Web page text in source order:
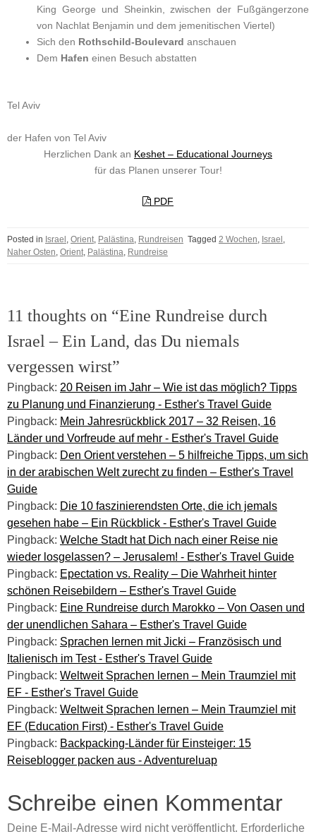
King George und Sheinkin, zwischen der Fußgängerzone
von Nachlat Benjamin und dem jemenitischen Viertel)
Sich den Rothschild-Boulevard anschauen
Dem Hafen einen Besuch abstatten
Tel Aviv
der Hafen von Tel Aviv
Herzlichen Dank an Keshet – Educational Journeys
für das Planen unserer Tour!
PDF
Posted in Israel , Orient, Palästina, Rundreisen Tagged 2 Wochen, Israel ,
Naher Osten, Orient, Palästina, Rundreise
11 thoughts on “Eine Rundreise durch
Israel – Ein Land, das Du niemals
vergessen wirst”
Pingback: 20 Reisen im Jahr – Wie ist das möglich? Tipps
zu Planung und Finanzierung - Esther's Travel Guide
Pingback: Mein Jahresrückblick 2017 – 32 Reisen, 16
Länder und Vorfreude auf mehr - Esther's Travel Guide
Pingback: Den Orient verstehen – 5 hilfreiche Tipps, um sich
in der arabischen Welt zurecht zu finden – Esther's Travel
Guide
Pingback: Die 10 faszinierendsten Orte, die ich jemals
gesehen habe – Ein Rückblick - Esther's Travel Guide
Pingback: Welche Stadt hat Dich nach einer Reise nie
wieder losgelassen? – Jerusalem! - Esther's Travel Guide
Pingback: Epectation vs. Reality – Die Wahrheit hinter
schönen Reisebildern – Esther's Travel Guide
Pingback: Eine Rundreise durch Marokko – Von Oasen und
der unendlichen Sahara – Esther's Travel Guide
Pingback: Sprachen lernen mit Jicki – Französisch und
Italienisch im Test - Esther's Travel Guide
Pingback: Weltweit Sprachen lernen – Mein Traumziel mit
EF - Esther's Travel Guide
Pingback: Weltweit Sprachen lernen – Mein Traumziel mit
EF (Education First) - Esther's Travel Guide
Pingback: Backpacking-Länder für Einsteiger: 15
Reiseblogger packen aus - Adventureluap
Schreibe einen Kommentar
Deine E-Mail-Adresse wird nicht veröffentlicht. Erforderliche